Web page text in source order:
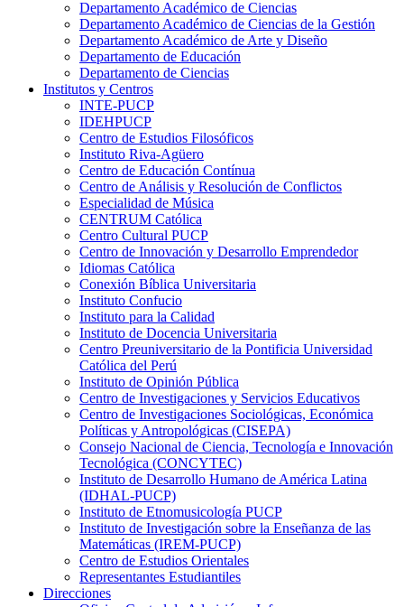
Departamento Académico de Ciencias
Departamento Académico de Ciencias de la Gestión
Departamento Académico de Arte y Diseño
Departamento de Educación
Departamento de Ciencias
Institutos y Centros
INTE-PUCP
IDEHPUCP
Centro de Estudios Filosóficos
Instituto Riva-Agüero
Centro de Educación Contínua
Centro de Análisis y Resolución de Conflictos
Especialidad de Música
CENTRUM Católica
Centro Cultural PUCP
Centro de Innovación y Desarrollo Emprendedor
Idiomas Católica
Conexión Bíblica Universitaria
Instituto Confucio
Instituto para la Calidad
Instituto de Docencia Universitaria
Centro Preuniversitario de la Pontificia Universidad
Católica del Perú
Instituto de Opinión Pública
Centro de Investigaciones y Servicios Educativos
Centro de Investigaciones Sociológicas, Económica
Políticas y Antropológicas (CISEPA)
Consejo Nacional de Ciencia, Tecnología e Innovación
Tecnológica (CONCYTEC)
Instituto de Desarrollo Humano de América Latina
(IDHAL-PUCP)
Instituto de Etnomusicología PUCP
Instituto de Investigación sobre la Enseñanza de las
Matemáticas (IREM-PUCP)
Centro de Estudios Orientales
Representantes Estudiantiles
Direcciones